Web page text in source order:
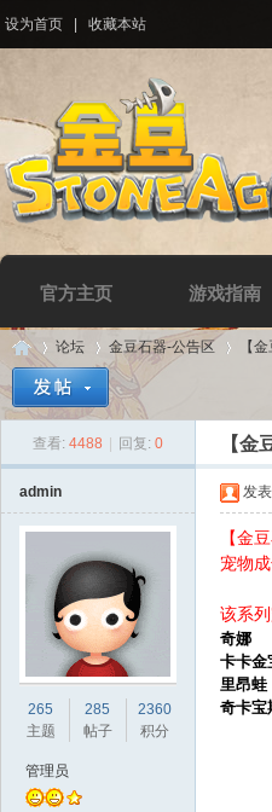
设为首页 收藏本站
官方主页 游戏指南
»
论坛
›
金豆石器-公告区 【
查看: 4488 回复: 0 【金
admin
265
主题
285
帖子
2360
积分
管理员
发
【金
宠物
该系
奇娜
卡卡
里昂
奇卡宝